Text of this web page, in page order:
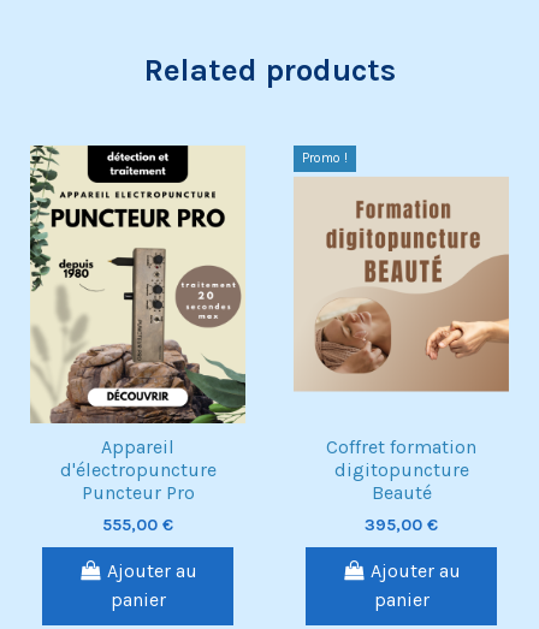
Related products
Exclusivité web !
Appareil
d'électropuncture
Puncteur Pro
555,00 €
Ajouter au
panier
Promo !
Coffret formation
digitopuncture
Beauté
395,00 €
Ajouter au
panier